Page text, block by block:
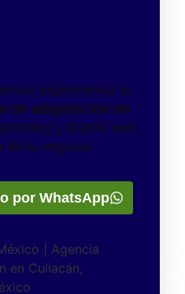
implementar tu
de adquisición de
y diseño web
de tu negocio
por WhatsApp